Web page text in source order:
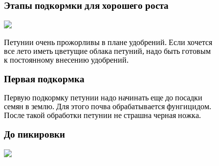
Этапы подкормки для хорошего роста
Петунии очень прожорливы в плане удобрений. Если хочется
все лето иметь цветущие облака петуний, надо быть готовым
к постоянному внесению удобрений.
Первая подкормка
Первую подкормку петунии надо начинать еще до посадки
семян в землю. Для этого почва обрабатывается фунгицидом.
После такой обработки петунии не страшна черная ножка.
До пикировки